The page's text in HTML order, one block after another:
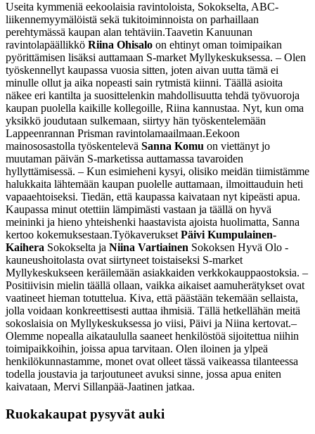
Useita kymmeniä eekoolaisia ravintoloista, Sokokselta, ABC-
liikennemyymälöistä sekä tukitoiminnoista on parhaillaan
perehtymässä kaupan alan tehtäviin.Taavetin Kanuunan
ravintolapäällikkö Riina Ohisalo on ehtinyt oman toimipaikan
pyörittämisen lisäksi auttamaan S-market Myllykeskuksessa. – Olen
työskennellyt kaupassa vuosia sitten, joten aivan uutta tämä ei
minulle ollut ja aika nopeasti sain rytmistä kiinni. Täällä asioita
näkee eri kantilta ja suosittelenkin mahdollisuutta tehdä työvuoroja
kaupan puolella kaikille kollegoille, Riina kannustaa. Nyt, kun oma
yksikkö joudutaan sulkemaan, siirtyy hän työskentelemään
Lappeenrannan Prisman ravintolamaailmaan.Eekoon
mainososastolla työskentelevä Sanna Komu on viettänyt jo
muutaman päivän S-marketissa auttamassa tavaroiden
hyllyttämisessä. – Kun esimieheni kysyi, olisiko meidän tiimistämme
halukkaita lähtemään kaupan puolelle auttamaan, ilmoittauduin heti
vapaaehtoiseksi. Tiedän, että kaupassa kaivataan nyt kipeästi apua.
Kaupassa minut otettiin lämpimästi vastaan ja täällä on hyvä
meininki ja hieno yhteishenki haastavista ajoista huolimatta, Sanna
kertoo kokemuksestaan.Työkaverukset Päivi Kumpulainen-
Kaihera Sokokselta ja Niina Vartiainen Sokoksen Hyvä Olo -
kauneushoitolasta ovat siirtyneet toistaiseksi S-market
Myllykeskukseen keräilemään asiakkaiden verkkokauppaostoksia. –
Positiivisin mielin täällä ollaan, vaikka aikaiset aamuherätykset ovat
vaatineet hieman totuttelua. Kiva, että päästään tekemään sellaista,
jolla voidaan konkreettisesti auttaa ihmisiä. Tällä hetkellähän meitä
sokoslaisia on Myllykeskuksessa jo viisi, Päivi ja Niina kertovat.–
Olemme nopealla aikataululla saaneet henkilöstöä sijoitettua niihin
toimipaikkoihin, joissa apua tarvitaan. Olen iloinen ja ylpeä
henkilökunnastamme, monet ovat olleet tässä vaikeassa tilanteessa
todella joustavia ja tarjoutuneet avuksi sinne, jossa apua eniten
kaivataan, Mervi Sillanpää-Jaatinen jatkaa.
Ruokakaupat pysyvät auki